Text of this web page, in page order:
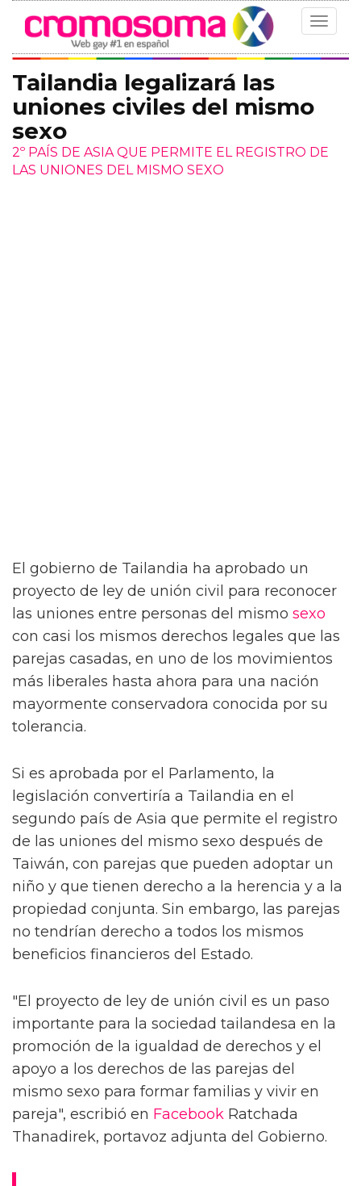
Toggle
Tailandia legalizará las
uniones civiles del mismo
sexo
2º PAÍS DE ASIA QUE PERMITE EL REGISTRO DE
LAS UNIONES DEL MISMO SEXO
El gobierno de Tailandia ha aprobado un
proyecto de ley de unión civil para reconocer
las uniones entre personas del mismo sexo
con casi los mismos derechos legales que las
parejas casadas, en uno de los movimientos
más liberales hasta ahora para una nación
mayormente conservadora conocida por su
tolerancia.
Si es aprobada por el Parlamento, la
legislación convertiría a Tailandia en el
segundo país de Asia que permite el registro
de las uniones del mismo sexo después de
Taiwán, con parejas que pueden adoptar un
niño y que tienen derecho a la herencia y a la
propiedad conjunta. Sin embargo, las parejas
no tendrían derecho a todos los mismos
beneficios financieros del Estado.
"El proyecto de ley de unión civil es un paso
importante para la sociedad tailandesa en la
promoción de la igualdad de derechos y el
apoyo a los derechos de las parejas del
mismo sexo para formar familias y vivir en
pareja", escribió en Facebook Ratchada
Thanadirek, portavoz adjunta del Gobierno.